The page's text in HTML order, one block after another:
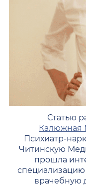
Статью
Калюжная
Психиатр-
Читинскую
прошла
специализацию
врачебную